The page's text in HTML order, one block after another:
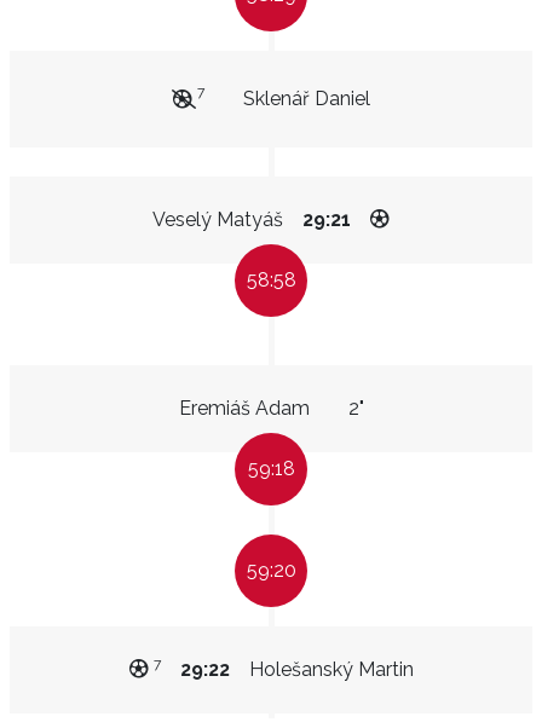
Sklenář Daniel
7
Veselý Matyáš 29:21
58:58
Eremiáš Adam 2"
59:18
59:20
Holešanský Martin
29:22
7